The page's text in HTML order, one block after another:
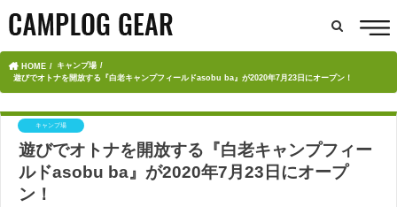
HOME
キャンプ場
遊びでオトナを開放する『白老キャンプフィールドasobu ba』が2020年7月23日にオープン！
キャンプ場
遊びでオトナを開放する『白老キャンプフィー
ルドasobu ba』が2020年7月23日にオープ
ン！